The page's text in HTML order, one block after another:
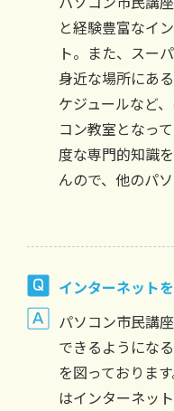
と経験豊富なイ
ト。また、スー
身近な場所にあ
ケジュールなど
コン教室となっ
度な専門的知識
んので、他のパ
インターネット
パソコン市民講
できるようにな
を図っておりま
はインターネッ